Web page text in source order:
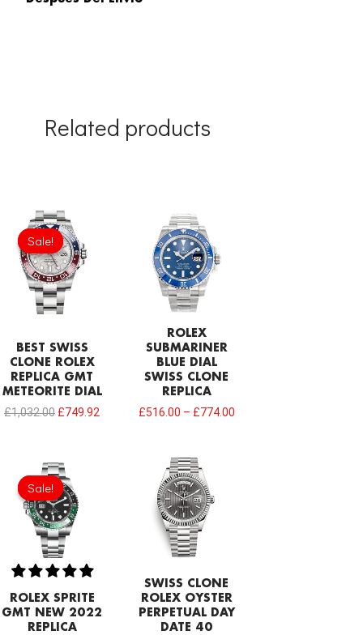
Related products
Sale!
Sale!
BEST SWISS
CLONE ROLEX
REPLICA GMT
METEORITE DIAL
£1,032.00
Original
price
was:
£1,032.00.
£749.92
ROLEX
SUBMARINER
BLUE DIAL
SWISS CLONE
REPLICA
£516.00 – £774.00
Sale!
Sale!
ROLEX SPRITE
GMT NEW 2022
REPLICA
SWISS CLONE
ROLEX OYSTER
PERPETUAL DAY
DATE 40